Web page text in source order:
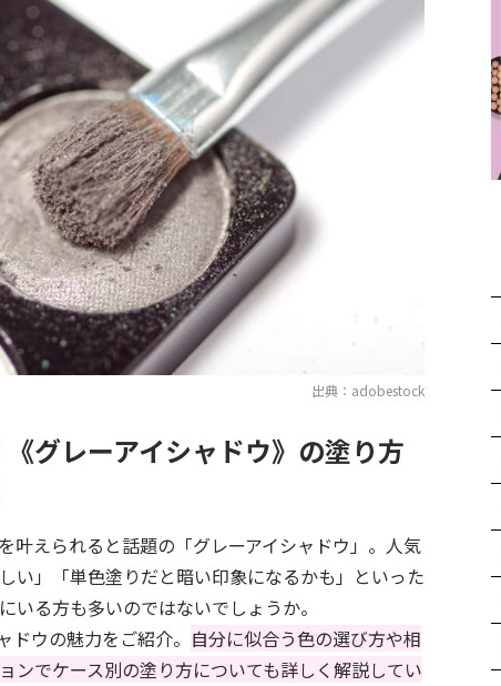
出典：adobestock
グレーアイシャドウ》の塗り方
叶えられると話題の「グレーアイシャドウ」。人気
い」「単色塗りだと暗い印象になるかも」といった
いる方も多いのではないでしょうか。
ウの魅力をご紹介。 自分に似合う色の選び方や相
ンでケース別の塗り方についても詳しく解説してい